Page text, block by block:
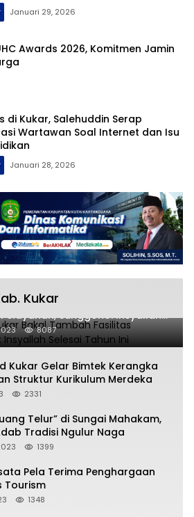
Januari 29, 2026
Awards 2026, Komitmen Jamin
di Kukar, Salehuddin Serap
Wartawan Soal Internet dan Isu
Januari 28, 2026
Kukar
Parikesit Kukar Bakal Tambah
Sunggono: Insyallah
Ini8087
Kukar Gelar Bimtek Kerangka
Struktur Kurikulum Merdeka
2331
Telur” di Sungai Mahakam,
Tradisi Ngulur Naga
1399
Pela Terima Penghargaan
Tourism
1348